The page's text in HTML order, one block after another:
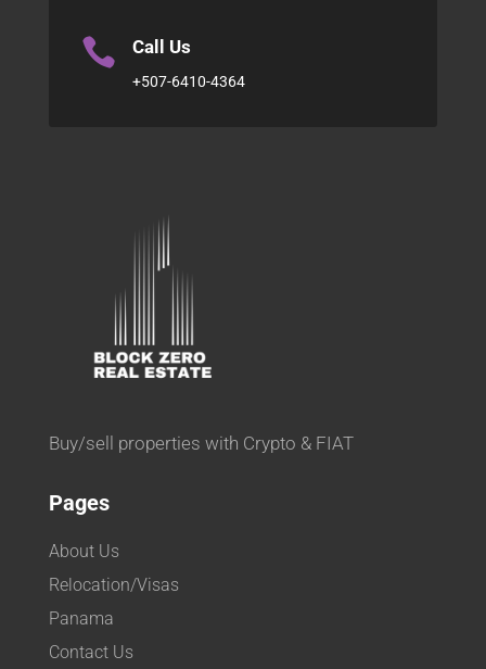
 Call Us
+507-6410-4364
Buy/sell properties with Crypto & FIAT
Pages
About Us
Relocation/Visas
Panama
Contact Us